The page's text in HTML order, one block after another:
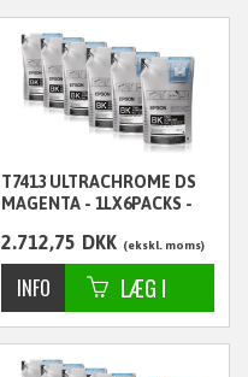
T7413 ULTRACHROME DS
MAGENTA - 1LX6PACKS -
2.712,75 DKK ekskl. moms